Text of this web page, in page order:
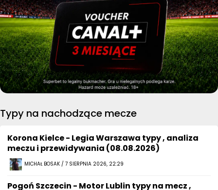
Typy na nachodzące mecze
Korona Kielce - Legia Warszawa typy , analiza
meczu i przewidywania (08.08.2026)
MICHAŁ BOSAK / 7 SIERPNIA 2026, 22:29
Pogoń Szczecin - Motor Lublin typy na mecz ,